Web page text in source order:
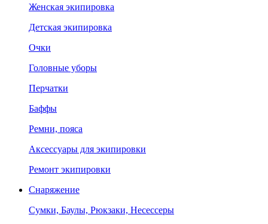
Женская экипировка
Детская экипировка
Очки
Головные уборы
Перчатки
Баффы
Ремни, пояса
Аксессуары для экипировки
Ремонт экипировки
Снаряжение
Сумки, Баулы, Рюкзаки, Несессеры